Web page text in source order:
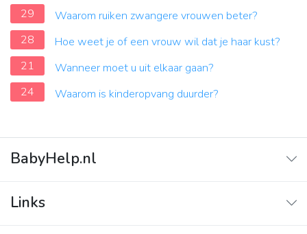
29
Waarom ruiken zwangere vrouwen beter?
28
Hoe weet je of een vrouw wil dat je haar kust?
21
Wanneer moet u uit elkaar gaan?
24
Waarom is kinderopvang duurder?
BabyHelp.nl
Vraag & Antwoord
Links